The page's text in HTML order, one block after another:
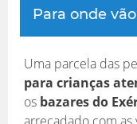
Para onde
Uma parcela das
para crianças
os bazares do